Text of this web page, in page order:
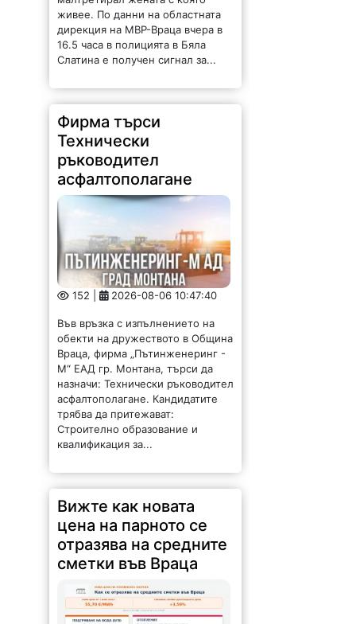
Фирма търси
Технически
ръководител
асфалтополагане
152 | 2026-08-06 10:47:40
Във връзка с изпълнението на
обекти на дружеството в Община
Враца, фирма „Пътинженеринг -
М“ ЕАД гр. Монтана, търси да
назначи: Технически ръководител
асфалтополагане. Кандидатите
трябва да притежават:
Строително образование и
квалификация за...
Вижте как новата
цена на парното се
отразява на средните
165 | 2026-08-06 09:57:22
Топлофикация Враца дава 3%